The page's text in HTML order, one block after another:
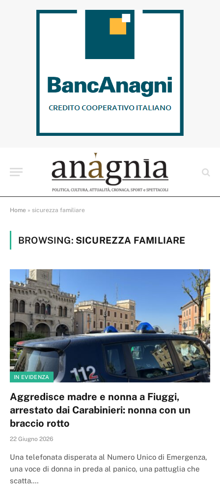
Home » sicurezza familiare
BROWSING: SICUREZZA FAMILIARE
IN EVIDENZA
Aggredisce madre e nonna a Fiuggi,
arrestato dai Carabinieri: nonna con un
braccio rotto
22 Giugno 2026
Una telefonata disperata al Numero Unico di Emergenza,
una voce di donna in preda al panico, una pattuglia che
scatta.…